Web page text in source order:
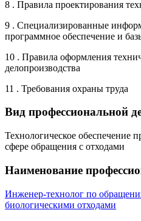
8 . Правила проектирования
9 . Специализированные
программное обеспечение и
10 . Правила оформления
делопроизводства
11 . Требования охраны труда
Вид профессиональной
Технологическое обеспечение
сфере обращения с отходами
Наименование
Инженер-технолог по
биологическими отходами